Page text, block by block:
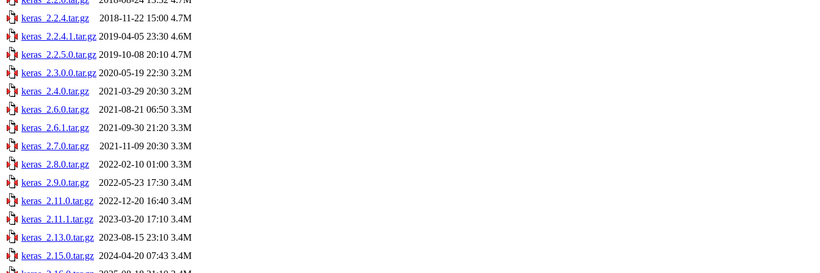
keras_2.2.4.tar.gz
2018-11-22 15:00 4.7M
keras_2.2.4.1.tar.gz 2019-04-05 23:30 4.6M
keras_2.2.5.0.tar.gz 2019-10-08 20:10 4.7M
keras_2.3.0.0.tar.gz 2020-05-19 22:30 3.2M
keras_2.4.0.tar.gz
2021-03-29 20:30 3.2M
keras_2.6.0.tar.gz
2021-08-21 06:50 3.3M
keras_2.6.1.tar.gz
2021-09-30 21:20 3.3M
keras_2.7.0.tar.gz
2021-11-09 20:30 3.3M
keras_2.8.0.tar.gz
2022-02-10 01:00 3.3M
keras_2.9.0.tar.gz
2022-05-23 17:30 3.4M
keras_2.11.0.tar.gz 2022-12-20 16:40 3.4M
keras_2.11.1.tar.gz 2023-03-20 17:10 3.4M
keras_2.13.0.tar.gz 2023-08-15 23:10 3.4M
keras_2.15.0.tar.gz 2024-04-20 07:43 3.4M